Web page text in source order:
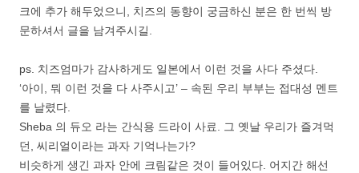
크에 추가 해두었으니, 치즈의 동향이 궁금하신 분은 한 번씩 방
문하셔서 글을 남겨주시길.
ps. 치즈엄마가 감사하게도 일본에서 이런 것을 사다 주셨다.
‘아이, 뭐 이런 것을 다 사주시고’ – 속된 우리 부부는 접대성 멘트
를 날렸다.
Sheba 의 듀오 라는 간식용 드라이 사료. 그 옛날 우리가 즐겨먹
던, 씨리얼이라는 과자 기억나는가?
비슷하게 생긴 과자 안에 크림같은 것이 들어있다. 어지간 해선